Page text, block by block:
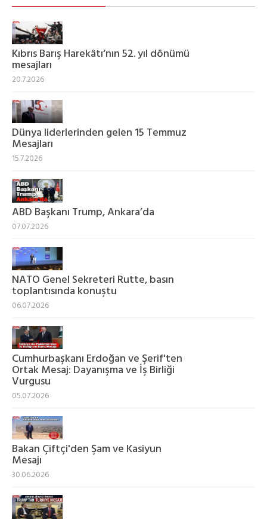
Kıbrıs Barış Harekâtı‘nın 52. yıl dönümü
mesajları
20.7.2026
Dünya liderlerinden gelen 15 Temmuz
Mesajları
15.7.2026
ABD Başkanı Trump, Ankara’da
07.07.2026
NATO Genel Sekreteri Rutte, basın
toplantısında konuştu
06.07.2026
Cumhurbaşkanı Erdoğan ve Şerif'ten
Ortak Mesaj: Dayanışma ve İş Birliği
Vurgusu
05.07.2026
Bakan Çiftçi'den Şam ve Kasiyun
Mesajı
30.06.2026